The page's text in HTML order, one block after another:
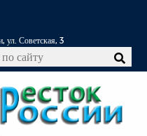
ул. Советская, 3